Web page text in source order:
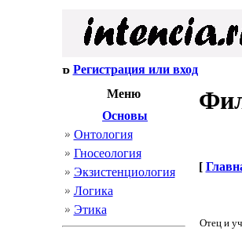
Регистрация или вход
Меню
Основы
Онтология
Гносеология
Экзистенциология
Логика
Этика
[
Отец и